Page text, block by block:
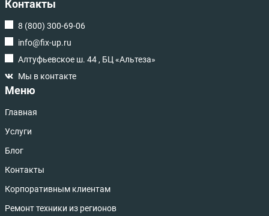
Контакты
8 (800) 300-69-06
info@fix-up.ru
Алтуфьевское ш. 44 , БЦ «Альтеза»
Мы в контакте
Меню
Главная
Услуги
Блог
Контакты
Корпоративным клиентам
Ремонт техники из регионов